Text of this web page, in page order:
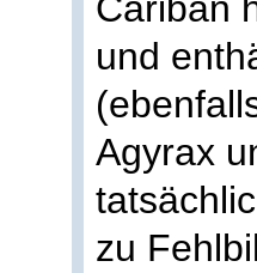
und
Agyrax
zu